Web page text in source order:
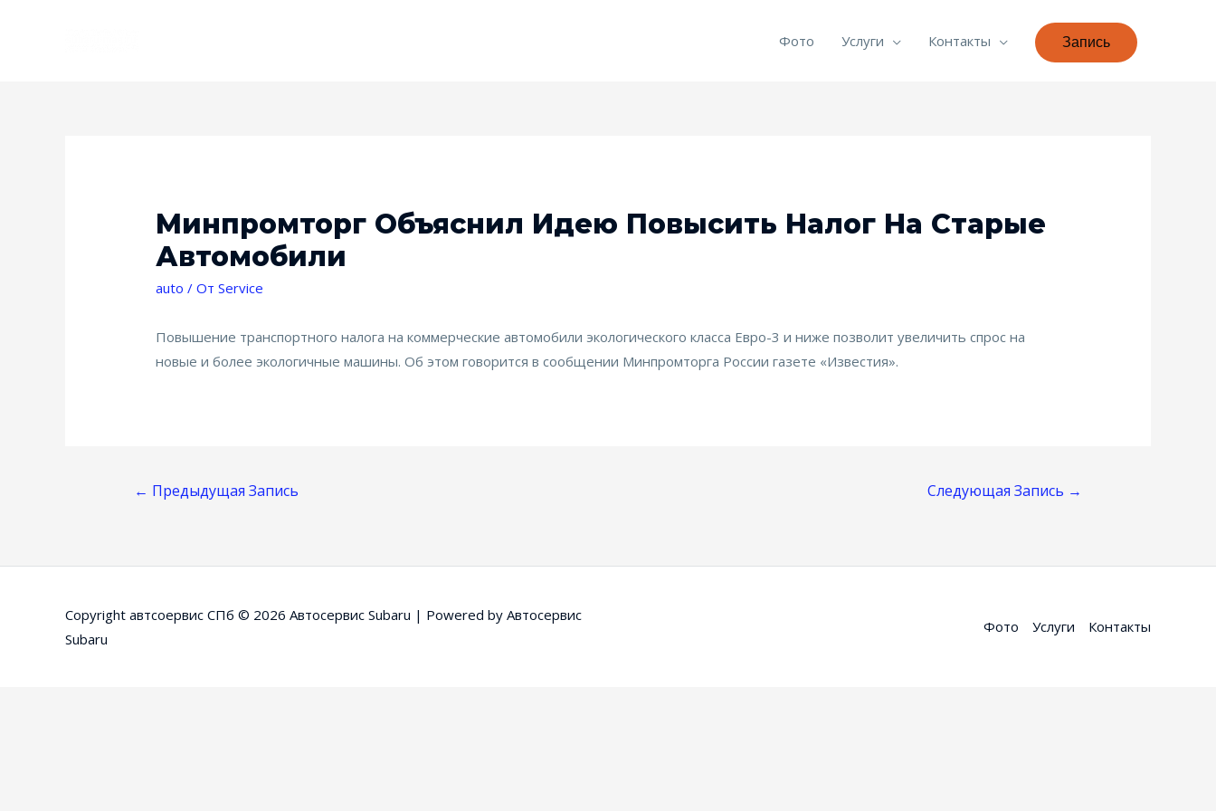
Фото Услуги Контакты Запись
Минпромторг Объяснил Идею Повысить Налог На Старые
Автомобили
auto / От Service
Повышение транспортного налога на коммерческие автомобили экологического класса Евро-3 и ниже позволит увеличить спрос на
новые и более экологичные машины. Об этом говорится в сообщении Минпромторга России газете «Известия».
Навигация
← Предыдущая Запись Следующая Запись →
Copyright автсоервис СПб © 2026 Автосервис Subaru | Powered by Автосервис
Subaru
Фото Услуги Контакты